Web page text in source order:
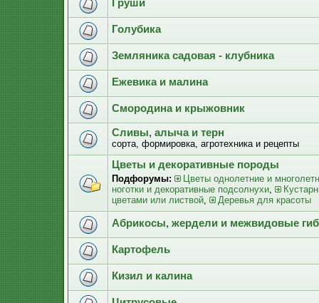
Груши
Голубика
Земляника садовая - клубника
Ежевика и малина
Смородина и крыжовник
Сливы, алыча и терн
сорта, формировка, агротехника и рецепты
Цветы и декоративные породы
Подфорумы:
Цветы однолетние и
ноготки и декоративные подсолнухи,
цветами или листвой, Деревья для красоты
Абрикосы, жердели и межвидовые
Картофель
Кизил и калина